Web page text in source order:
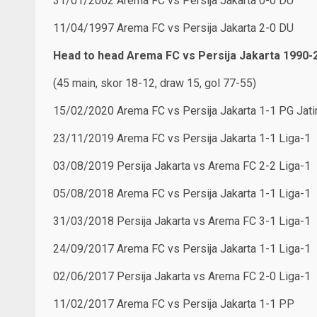
11/04/1997 Arema FC vs Persija Jakarta 2-0 DU
Head to head Arema FC vs Persija Jakarta 1990-
(45 main, skor 18-12, draw 15, gol 77-55)
15/02/2020 Arema FC vs Persija Jakarta 1-1 PG
23/11/2019 Arema FC vs Persija Jakarta 1-1 Liga-1
03/08/2019 Persija Jakarta vs Arema FC 2-2 Liga-1
05/08/2018 Arema FC vs Persija Jakarta 1-1 Liga-1
31/03/2018 Persija Jakarta vs Arema FC 3-1 Liga-1
24/09/2017 Arema FC vs Persija Jakarta 1-1 Liga-1
02/06/2017 Persija Jakarta vs Arema FC 2-0 Liga-1
11/02/2017 Arema FC vs Persija Jakarta 1-1 PP